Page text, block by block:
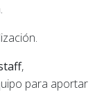
,
para aportar